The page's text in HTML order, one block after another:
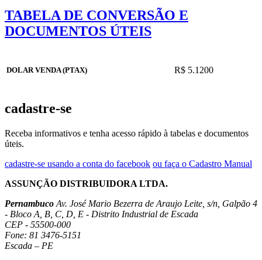
TABELA DE CONVERSÃO E
DOCUMENTOS ÚTEIS
DOLAR VENDA (PTAX) R$ 5.1200
cadastre-se
Receba informativos e tenha acesso rápido à tabelas e documentos
úteis.
cadastre-se usando a conta do facebook ou faça o Cadastro Manual
ASSUNÇÃO DISTRIBUIDORA LTDA.
Pernambuco Av. José Mario Bezerra de Araujo Leite, s/n, Galpão 4
- Bloco A, B, C, D, E - Distrito Industrial de Escada
CEP - 55500-000
Fone: 81 3476-5151
Escada – PE